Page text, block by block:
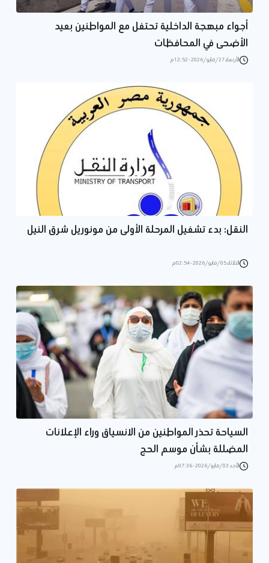
أجواء مبهجة الداخلية تحتفل مع المواطنين بعيد
الأضحى في المحافظات
الأربعاء 27/مايو/2026 - 12:52 م
النقل: بدء تشغيل المرحلة الأولى من مونوريل شرق النيل
الثلاثاء 05/مايو/2026 - 02:54 م
السياحة تحذر المواطنين من الانسياق وراء الإعلانات
المضللة بشأن موسم الحج
الأحد 03/مايو/2026 - 07:36 م